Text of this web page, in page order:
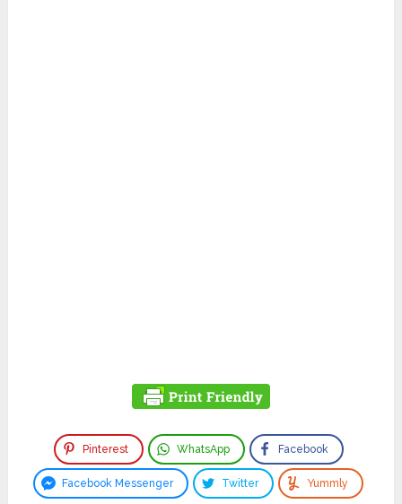
Pinterest WhatsApp Facebook
Facebook Messenger Twitter Yummly